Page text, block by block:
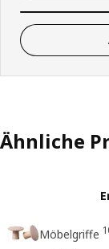
Ähnliche
Möbelgriffe